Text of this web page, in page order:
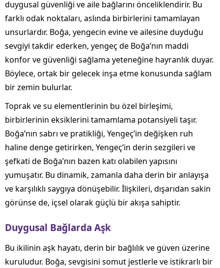
duygusal güvenliği ve aile bağlarını önceliklendirir. Bu
farklı odak noktaları, aslında birbirlerini tamamlayan
unsurlardır. Boğa, yengecin evine ve ailesine duyduğu
sevgiyi takdir ederken, yengeç de Boğa’nın maddi
konfor ve güvenliği sağlama yeteneğine hayranlık duyar.
Böylece, ortak bir gelecek inşa etme konusunda sağlam
bir zemin bulurlar.
Toprak ve su elementlerinin bu özel birleşimi,
birbirlerinin eksiklerini tamamlama potansiyeli taşır.
Boğa’nın sabrı ve pratikliği, Yengeç’in değişken ruh
haline denge getirirken, Yengeç’in derin sezgileri ve
şefkati de Boğa’nın bazen katı olabilen yapısını
yumuşatır. Bu dinamik, zamanla daha derin bir anlayışa
ve karşılıklı saygıya dönüşebilir. İlişkileri, dışarıdan sakin
görünse de, içsel olarak güçlü bir akışa sahiptir.
Duygusal Bağlarda Aşk
Bu ikilinin aşk hayatı, derin bir bağlılık ve güven üzerine
kuruludur. Boğa, sevgisini somut jestlerle ve istikrarlı bir